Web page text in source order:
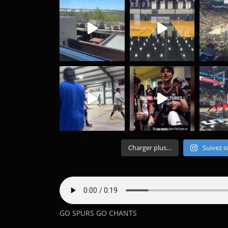
Charger plus… Suivez
GO SPURS GO CHANTS